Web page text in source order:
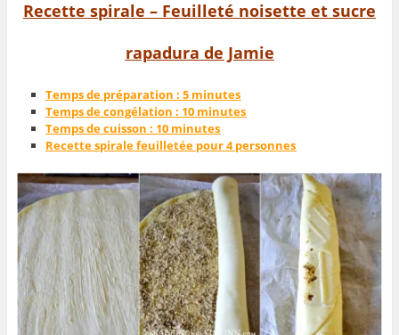
Recette spirale – Feuilleté noisette et sucre
rapadura de Jamie
Temps de préparation : 5 minutes
Temps de congélation : 10 minutes
Temps de cuisson : 10 minutes
Recette spirale feuilletée pour 4 personnes